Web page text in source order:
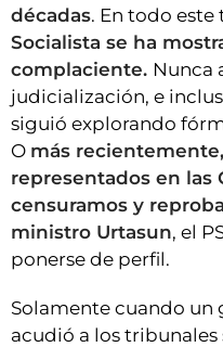
décadas. En todo
Socialista se ha
complaciente. Nunca
judicialización, e
siguió explorando
O más
representados en las
censuramos y
ministro Urtasun, el
ponerse de perfil.
Solamente cuando un
acudió a los